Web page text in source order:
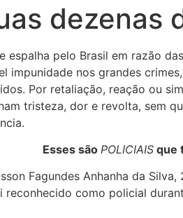
dezenas
espalha pelo Brasil em razão
impunidade nos grandes
Por retaliação, reação ou
tristeza, dor e revolta, sem
Esses são POLICIAIS que
Fagundes Anhanha da
reconhecido como policial